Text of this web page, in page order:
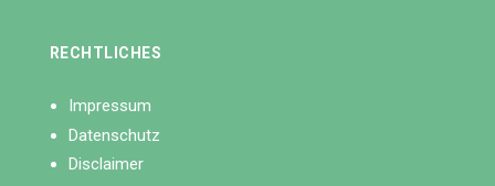
RECHTLICHES
Impressum
Datenschutz
Disclaimer